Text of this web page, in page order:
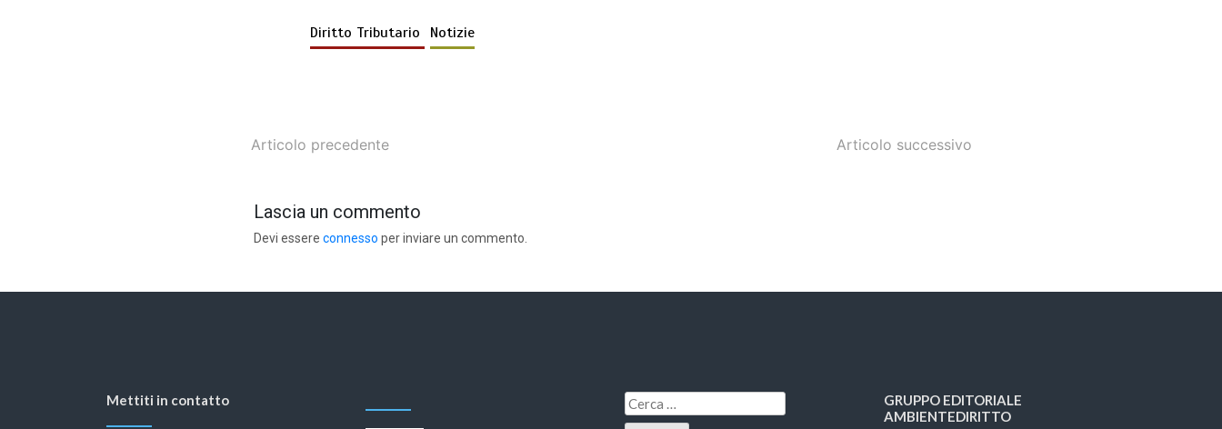
Diritto Tributario Notizie
Articolo precedente Articolo successivo
Lascia un commento
Devi essere connesso per inviare un commento.
Mettiti in contatto
GRUPPO EDITORIALE
AMBIENTEDIRITTO